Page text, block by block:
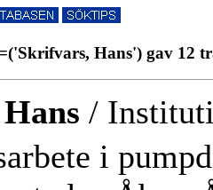
Hans') gav 12
/
i